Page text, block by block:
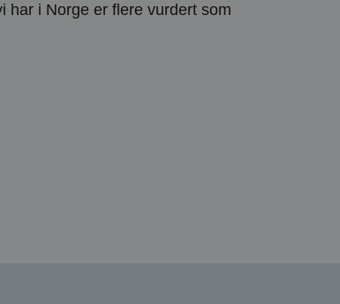
har i Norge er flere vurdert som